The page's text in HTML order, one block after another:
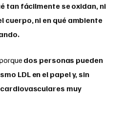
tan fácilmente se oxidan, ni
cuerpo, ni en qué ambiente
dos personas pueden
LDL en el papel y, sin
muy